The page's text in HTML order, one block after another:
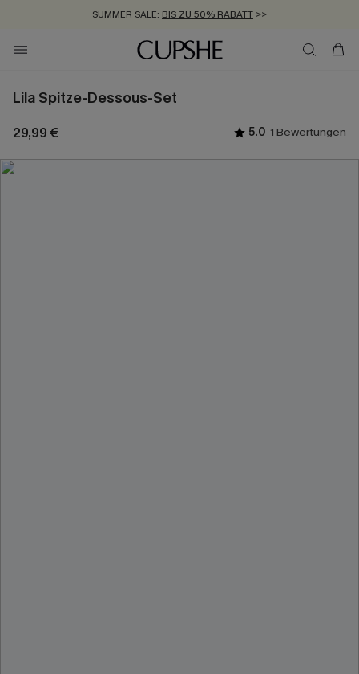
SUMMER SALE: BIS ZU 50% RABATT >>
ZUM NEWSLETTER:BIS ZU -20% EXTRA ERHALTEN
KOSTENLOSER VERSAND AB 89 €
Lila Spitze-Dessous-Set
29,99 € 5.0 1 Bewertungen